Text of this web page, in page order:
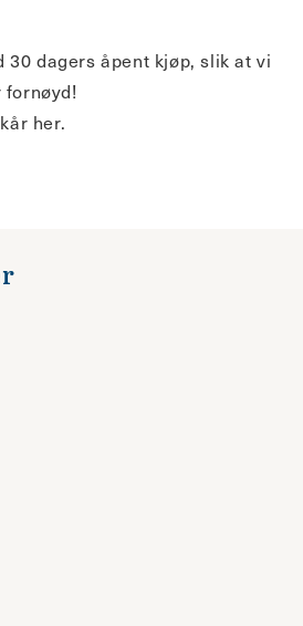
30 dagers åpent kjøp, slik at vi
her.